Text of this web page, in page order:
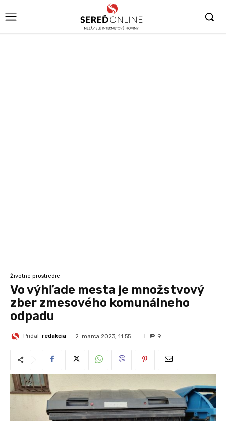
Životné prostredie
Vo výhľade mesta je množstvový
zber zmesového komunálneho
odpadu
Pridal redakcia 2. marca 2023, 11:55 9